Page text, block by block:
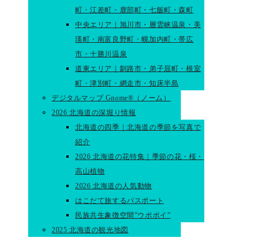
町・江差町・鹿部町・七飯町・森町
中央エリア｜旭川市・層雲峡温泉・美
瑛町・南富良野町・幌加内町・帯広
市・十勝川温泉
道東エリア｜釧路市・弟子屈町・根室
町・津別町・網走市・知床半島
デジタルマップ Gnome®（ノーム）
2026 北海道の深堀り情報
北海道の四季｜北海道の季節を写真で
紹介
2026 北海道の花特集｜季節の花・桜・
高山植物
2026 北海道の人気動物
はこだて旅するパスポート
民族共生象徴空間”ウポポイ”
2025 北海道の観光地図